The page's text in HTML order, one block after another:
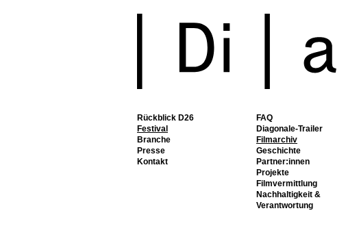
Rückblick D26
Festival
FAQ
Diagonale-Trailer
Filmarchiv
Geschichte
Partner:innen
Projekte
Filmvermittlung
Nachhaltigkeit &
Verantwortung
Branche
Presse
Kontakt